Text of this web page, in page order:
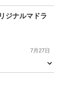
7月27日